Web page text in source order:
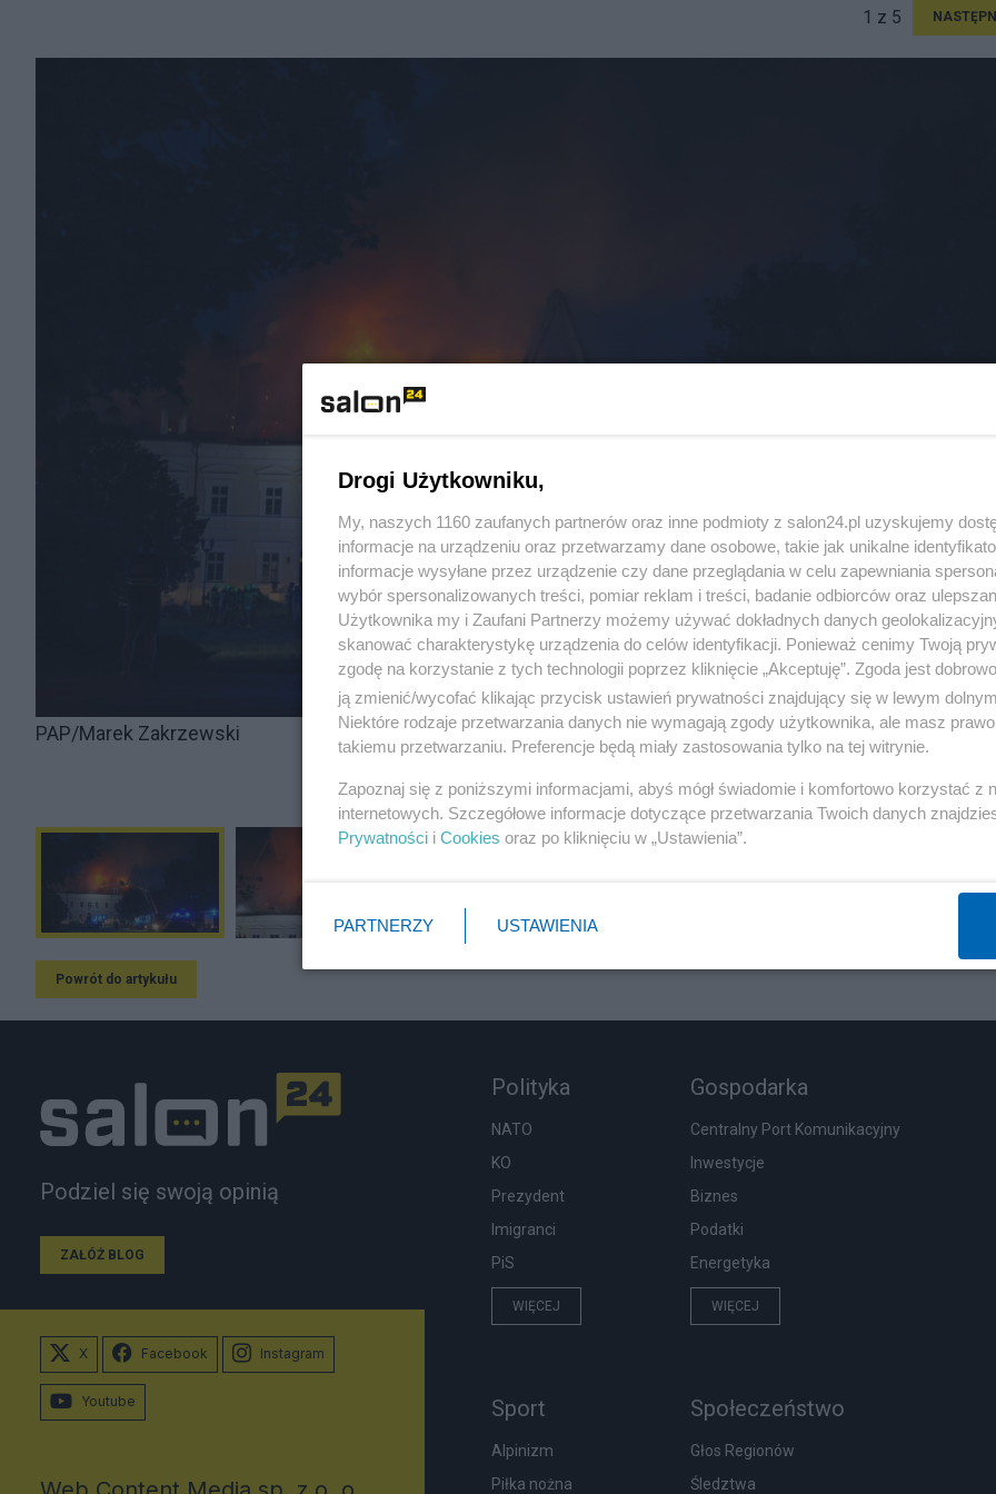
1 z 5
PAP/Marek Zakrzewski
1 z 5
Powrót do artykułu
Podziel się swoją opinią
ZAŁÓŻ BLOG
Polityka
NATO
KO
Prezydent
Imigranci
PiS
WIĘCEJ
Gospodarka
Centralny Port Komunikacyjny
Inwestycje
Biznes
Podatki
Energetyka
WIĘCEJ
Sport
Alpinizm
Piłka nożna
Społeczeństwo
Głos Regionów
Śledztwa
X Facebook Instagram
Youtube
Drogi Użytkowniku,
My, naszych 1160 zaufanych partnerów oraz inne podmioty z salon24.pl uzyskujemy
informacje na urządzeniu oraz przetwarzamy dane osobowe, takie jak unikalne
informacje wysyłane przez urządzenie czy dane przeglądania w celu zapewniania
wybór spersonalizowanych treści, pomiar reklam i treści, badanie odbiorców oraz
Użytkownika my i Zaufani Partnerzy możemy używać dokładnych danych
skanować charakterystykę urządzenia do celów identyfikacji. Ponieważ cenimy Twoją
zgodę na korzystanie z tych technologii poprzez kliknięcie „Akceptuję”. Zgoda jest
ją zmienić/wycofać klikając przycisk ustawień prywatności znajdujący się w lewym
Niektóre rodzaje przetwarzania danych nie wymagają zgody użytkownika, ale masz
takiemu przetwarzaniu. Preferencje będą miały zastosowania tylko na tej witrynie.
Zapoznaj się z poniższymi informacjami, abyś mógł świadomie i komfortowo korzystać z
internetowych. Szczegółowe informacje dotyczące przetwarzania Twoich danych
Prywatności i Cookies oraz po kliknięciu w „Ustawienia”.
PARTNERZY USTAWIENIA